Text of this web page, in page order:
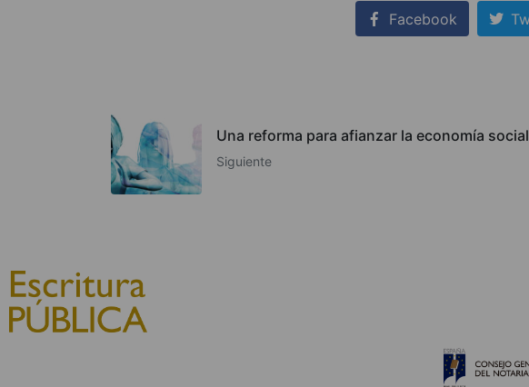
Facebook
Una reforma para afianzar la economía social
Siguiente